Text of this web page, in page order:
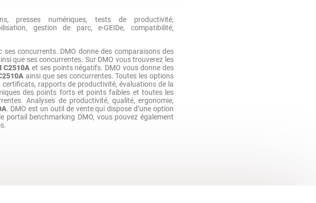
presses numériques, tests de productivité,
gestion de parc, e-GEIDe, compatibilité,
ses concurrents. DMO donne des comparaisons des
que ses concurrentes. Sur DMO vous trouverez les
C2510A et ses points négatifs. DMO vous donne des
ainsi que ses concurrentes. Toutes les options
: certificats, rapports de productivité, évaluations de la
des points forts et points faibles et toutes les
Analyses de productivité, qualité, ergonomie,
. DMO est un outil de vente qui dispose d’une option
portail benchmarking DMO, vous pouvez également